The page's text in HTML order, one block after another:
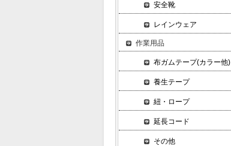
安全靴
レインウェア
作業用品
布ガムテープ(カラー他)
養生テープ
紐・ロープ
延長コード
その他